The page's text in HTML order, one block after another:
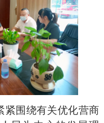
紧围绕有关优化营商